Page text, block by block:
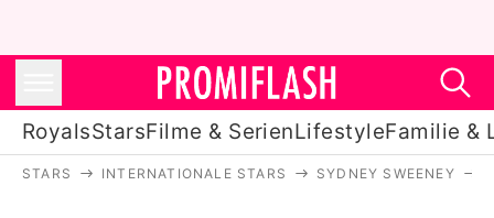
RoyalsStarsFilme & SerienLifestyleFamilie &
STARS INTERNATIONALE STARS SYDNEY SWEENEY